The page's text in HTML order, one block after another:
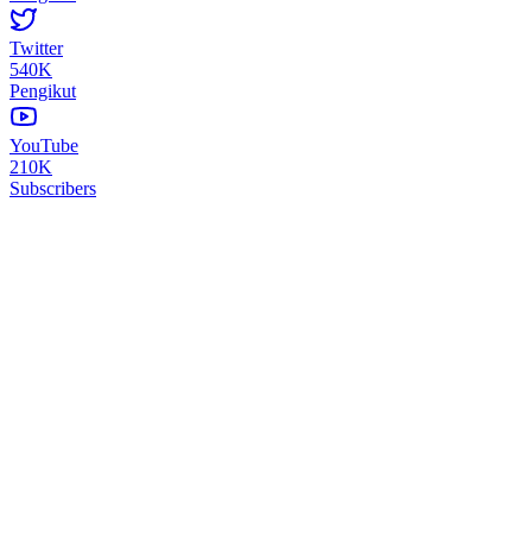
Twitter
540K
Pengikut
YouTube
210K
Subscribers